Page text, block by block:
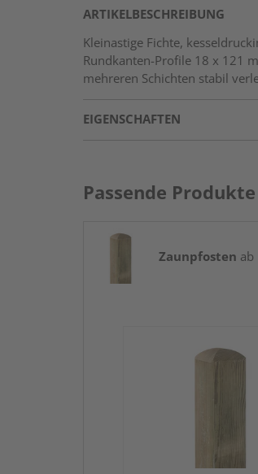
ARTIKELBESCHREIBUNG
Kleinastige Fichte,
Rundkanten-Profile 18 x 121
mehreren Schichten stabil
EIGENSCHAFTEN
Passende Produkte
Zaunpfosten ab